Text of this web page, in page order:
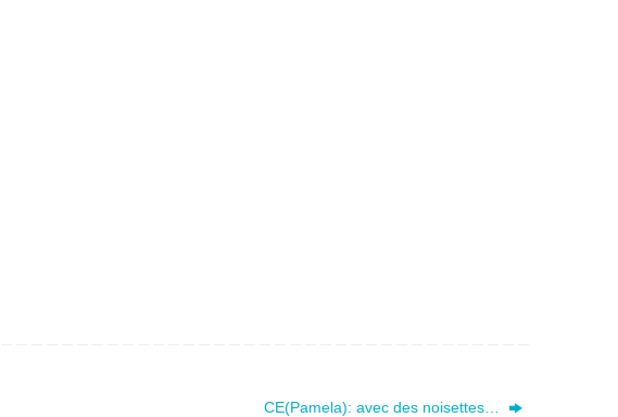
CE(Pamela): avec des noisettes…